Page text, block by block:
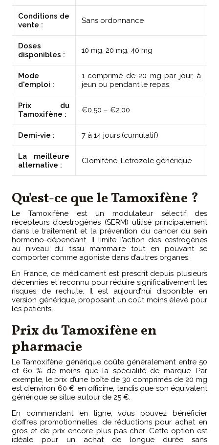
Conditions de
vente :
Sans ordonnance
Doses
disponibles :
10 mg, 20 mg, 40 mg
Mode
d'emploi :
1 comprimé de 20 mg par jour, à
jeun ou pendant le repas.
Prix du
Tamoxifène :
€0.50 – €2.00
Demi-vie : 7 à 14 jours (cumulatif)
La meilleure
alternative :
Clomifène, Letrozole générique
Qu'est-ce que le Tamoxifène ?
Le Tamoxifène est un modulateur sélectif des
récepteurs d’œstrogènes (SERM) utilisé principalement
dans le traitement et la prévention du cancer du sein
hormono-dépendant. Il limite l’action des œstrogènes
au niveau du tissu mammaire tout en pouvant se
comporter comme agoniste dans d’autres organes.
En France, ce médicament est prescrit depuis plusieurs
décennies et reconnu pour réduire significativement les
risques de rechute. Il est aujourd’hui disponible en
version générique, proposant un coût moins élevé pour
les patients.
Prix du Tamoxifène en
pharmacie
Le Tamoxifène générique coûte généralement entre 50
et 60 % de moins que la spécialité de marque. Par
exemple, le prix d’une boîte de 30 comprimés de 20 mg
est d’environ 60 € en officine, tandis que son équivalent
générique se situe autour de 25 €.
En commandant en ligne, vous pouvez bénéficier
d’offres promotionnelles, de réductions pour achat en
gros et de prix encore plus pas cher. Cette option est
idéale pour un achat de longue durée sans